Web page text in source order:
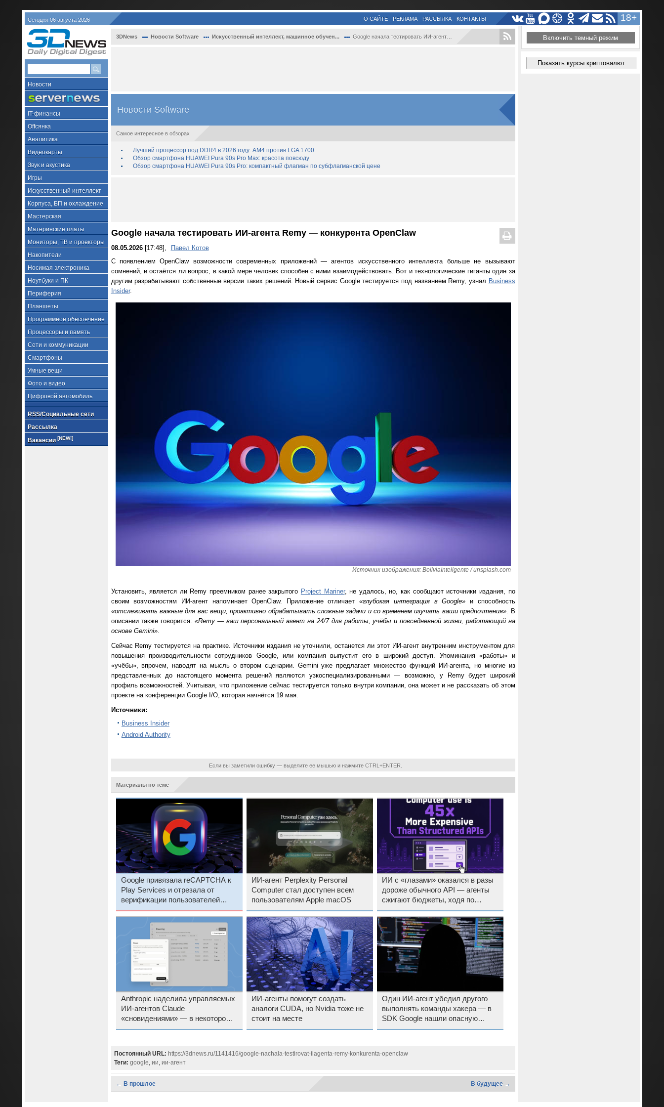
Сегодня 06 августа 2026 18+
О САЙТЕ РЕКЛАМА РАССЫЛКА КОНТАКТЫ
Новости
IT-финансы
Offсянка
Аналитика
Видеокарты
Звук и акустика
Игры
Искусственный интеллект
Корпуса, БП и охлаждение
Мастерская
Материнские платы
Мониторы, ТВ и проекторы
Накопители
Носимая электроника
Ноутбуки и ПК
Периферия
Планшеты
Программное обеспечение
Процессоры и память
Сети и коммуникации
Смартфоны
Умные вещи
Фото и видео
Цифровой автомобиль
RSS/Социальные сети
Рассылка
Вакансии [NEW!]
3DNews Новости Software Искусственный интеллект, машинное обучен... Google начала тестировать ИИ-агента Remy...
Новости Software
Самое интересное в обзорах
Лучший процессор под DDR4 в 2026 году: AM4 против LGA 1700
Обзор смартфона HUAWEI Pura 90s Pro Max: красота повсюду
Обзор смартфона HUAWEI Pura 90s Pro: компактный флагман по субфлагманской цене
Google начала тестировать ИИ-агента Remy — конкурента OpenClaw
08.05.2026[17:48],
Павел Котов
С появлением OpenClaw возможности современных приложений — агентов искусственного интеллекта больше не вызывают
сомнений, и остаётся ли вопрос, в какой мере человек способен с ними взаимодействовать. Вот и технологические гиганты один за
другим разрабатывают собственные версии таких решений. Новый сервис Google тестируется под названием Remy, узнал Business
Insider.
Источник изображения: BoliviaInteligente / unsplash.com
Установить, является ли Remy преемником ранее закрытого Project Mariner, не удалось, но, как сообщают источники издания, по
своим возможностям ИИ-агент напоминает OpenClaw. Приложение отличает«глубокая интеграция в Google» и способность
«отслеживать важные для вас вещи, проактивно обрабатывать сложные задачи и со временем изучать ваши предпочтения». В
описании также говорится: «Remy — ваш персональный агент на 24/7 для работы, учёбы и повседневной жизни, работающий на
основе Gemini».
Сейчас Remy тестируется на практике. Источники издания не уточнили, останется ли этот ИИ-агент внутренним инструментом для
повышения производительности сотрудников Google, или компания выпустит его в широкий доступ. Упоминания «работы» и
«учёбы», впрочем, наводят на мысль о втором сценарии. Gemini уже предлагает множество функций ИИ-агента, но многие из
представленных до настоящего момента решений являются узкоспециализированными — возможно, у Remy будет широкий
профиль возможностей. Учитывая, что приложение сейчас тестируется только внутри компании, она может и не рассказать об этом
проекте на конференции Google I/O, которая начнётся 19 мая.
Источники:
Business Insider
Android Authority
Если вы заметили ошибку — выделите ее мышью и нажмите CTRL+ENTER.
Материалы по теме
Google привязала reCAPTCHA к
Play Services и отрезала от
верификации пользователей
Android без сервисов Google
ИИ-агент Perplexity Personal
Computer стал доступен всем
пользователям Apple macOS
ИИ с «глазами» оказался в разы
дороже обычного API — агенты
сжигают бюджеты, ходя по
сайтам
Anthropic наделила управляемых
ИИ-агентов Claude
«сновидениями» — в некотором
роде
ИИ-агенты помогут создать
аналоги CUDA, но Nvidia тоже не
стоит на месте
Один ИИ-агент убедил другого
выполнять команды хакера — в
SDK Google нашли опасную
схему атаки
Постоянный URL: https://3dnews.ru/1141416/google-nachala-testirovat-iiagenta-remy-konkurenta-openclaw
Теги: google, ии, ии-агент
← В прошлое В будущее →
Включить темный режим
Показать курсы криптовалют